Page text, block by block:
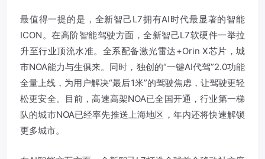
最值得一提的是，全新智己L7拥有AI时代最显著的智能
ICON。在高阶智能驾驶方面，全新智己L7软硬件一举拉
升至行业顶流水准。全系配备激光雷达+Orin X芯片，城
市NOA能力与生俱来。同时，独创的“一键AI代驾”2.0功能
全量上线，为用户解决“最后1米”的驾驶焦虑，让驾驶更轻
松更安全。目前，高速高架NOA已全国开通，行业第一梯
队的城市NOA已经率先推送上海地区，年内还将快速解锁
更多城市。